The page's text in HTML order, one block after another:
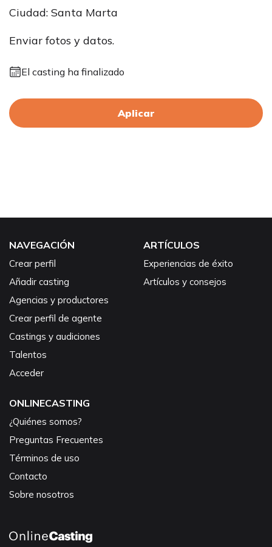
Ciudad: Santa Marta
Enviar fotos y datos.
El casting ha finalizado
Aplicar
NAVEGACIÓN
Crear perfil
Añadir casting
Agencias y productores
Crear perfil de agente
Castings y audiciones
Talentos
Acceder
ARTÍCULOS
Experiencias de éxito
Artículos y consejos
ONLINECASTING
¿Quiénes somos?
Preguntas Frecuentes
Términos de uso
Contacto
Sobre nosotros